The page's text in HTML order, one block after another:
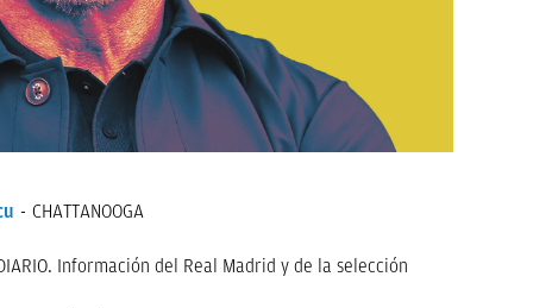
CHATTANOOGA
Información del Real Madrid y de la selección